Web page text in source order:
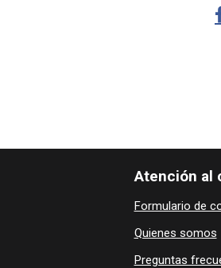
Atención al
Formulario de
Quienes ​som​​​os
Preguntas